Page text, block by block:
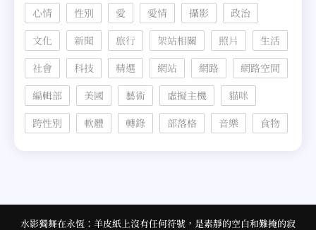
心情
性別 愛 愛情 攝影
政治
文化
新聞 旅行 架站相關 照片
生活
社會
科技 精選 網站 網路
網路空間
編輯部
美國 藝術 虛擬主機
貓咪
跨性別
軟體 轉錄 部落格 音樂 食物
水影獨舞在永恆：羊皮紙上沒有任何符號，是素靜的空白和難掩的寂